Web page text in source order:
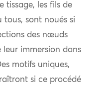
tissage, les fils de
sont noués si
des nœuds
leur immersion dans
motifs uniques,
si ce procédé